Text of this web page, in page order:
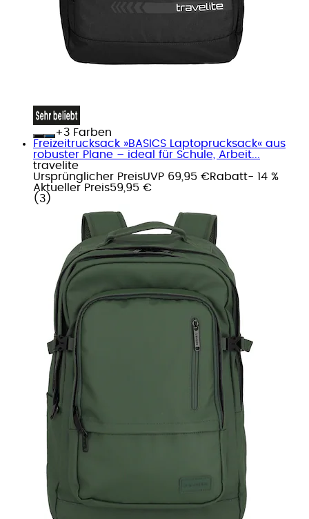
+
Farben
Freizeitrucksack »BASICS Laptoprucksack« aus
robuster Plane – ideal für Schule, Arbeit...
travelite
Ursprünglicher PreisUVP 69,95 €Rabatt- 14 %
Aktueller Preis59,95 €
( 3 )